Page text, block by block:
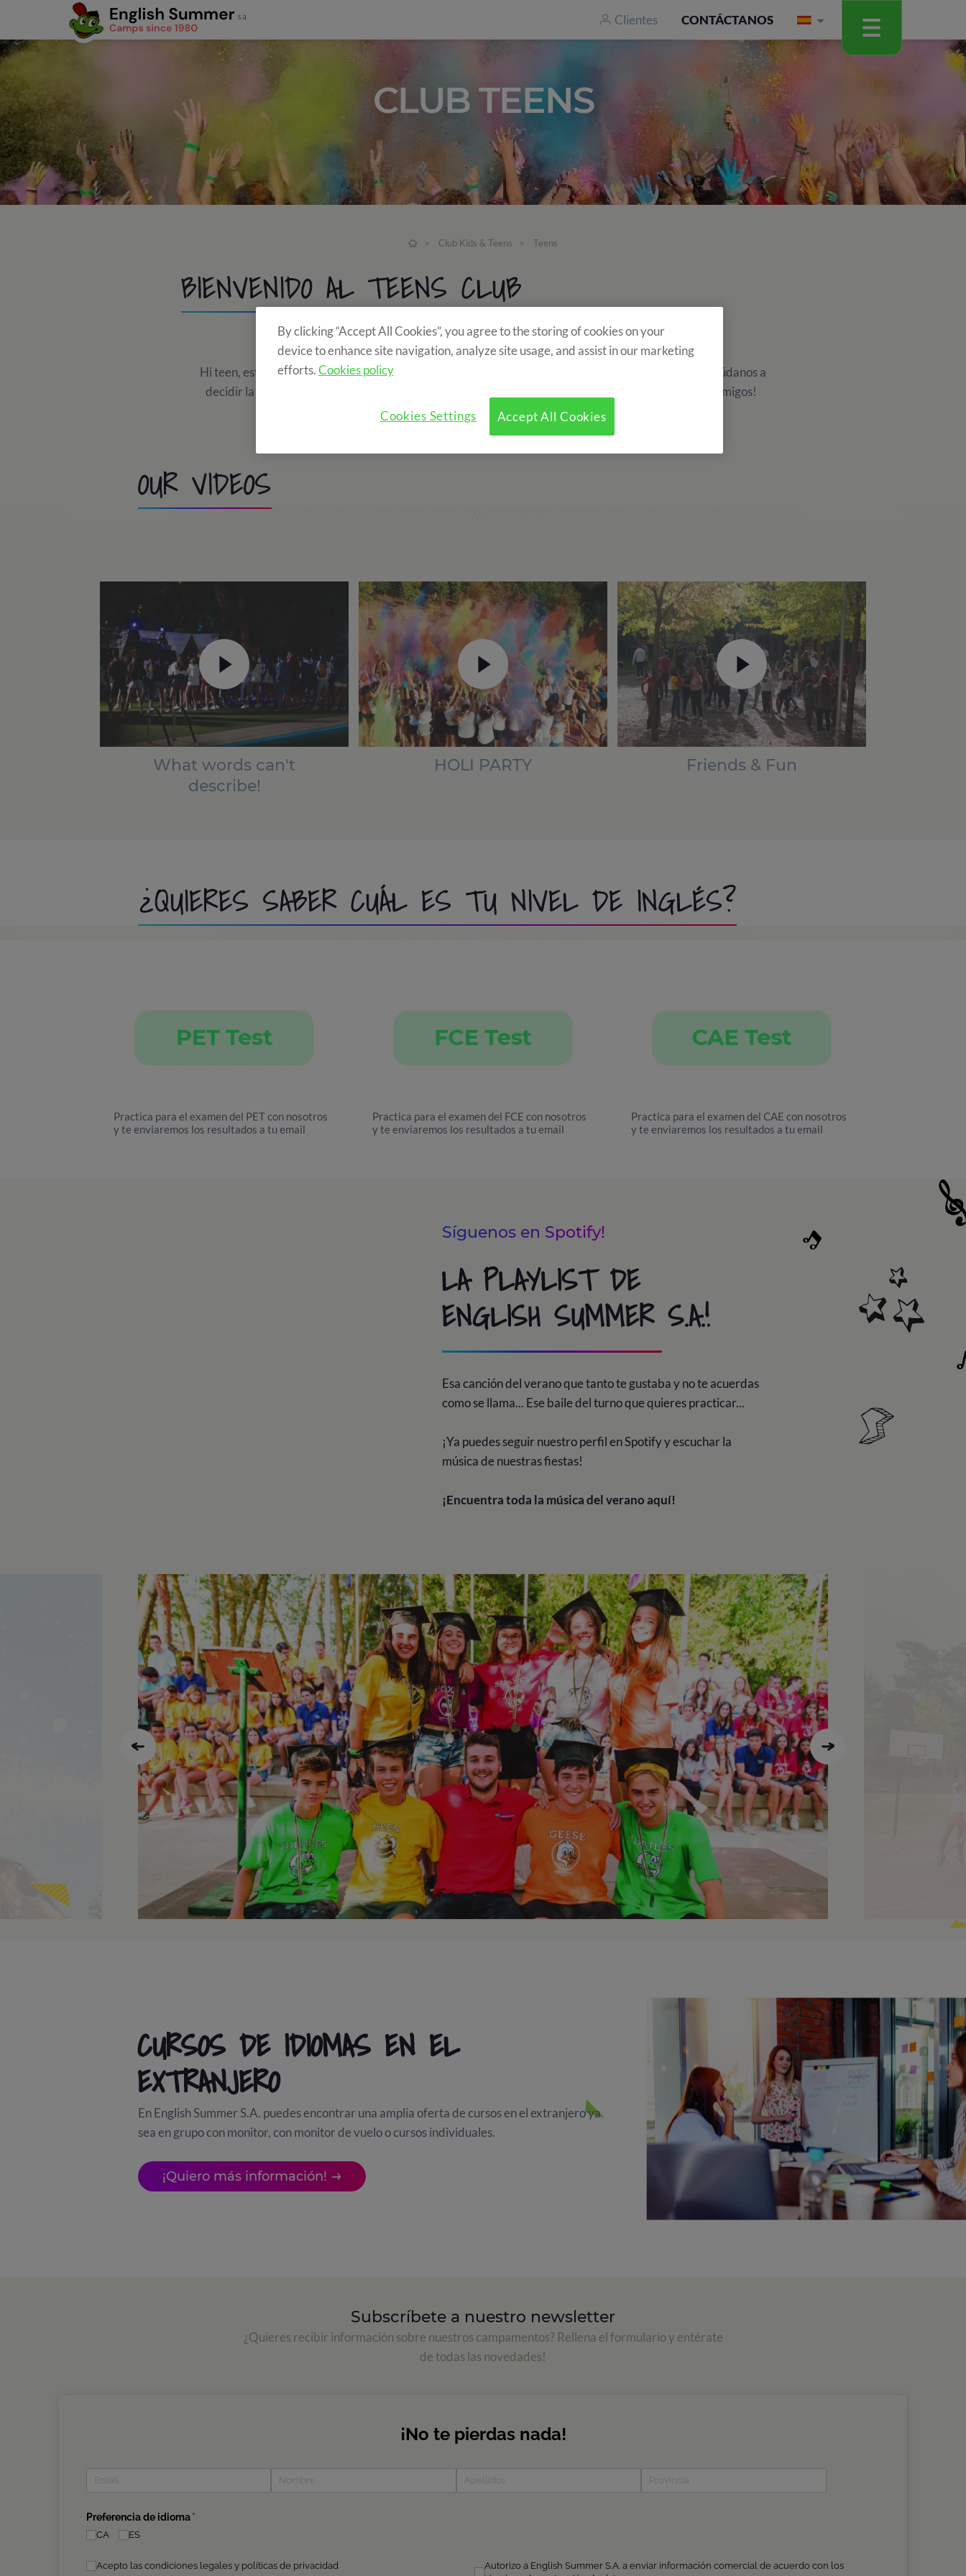
Clientes CONTÁCTANOS
CLUB TEENS
> Club Kids & Teens > Teens
BIENVENIDO AL TEENS CLUB
It's time to learn, enjoy and share!
Hi teen, este club es para ti! Practica inglés con los test de nivel para los exámenes de Cambridge, ayúdanos a
decidir la playilist del verano, disfruta con nuestros vídeos y fotos.. ¡participa y compártelo con tus amigos!
OUR VIDEOS
What words can't
describe!
HOLI PARTY Friends & Fun
¿QUIERES SABER CUÁL ES TU NIVEL DE INGLÉS?
Practica para el examen del PET con nosotros
y te enviaremos los resultados a tu email
Practica para el examen del FCE con nosotros
y te enviaremos los resultados a tu email
Practica para el examen del CAE con nosotros
y te enviaremos los resultados a tu email
Síguenos en Spotify!
LA PLAYLIST DE
ENGLISH SUMMER S.A.!
Esa canción del verano que tanto te gustaba y no te acuerdas
como se llama... Ese baile del turno que quieres practicar...
¡Ya puedes seguir nuestro perfil en Spotify y escuchar la
música de nuestras fiestas!
¡Encuentra toda la música del verano aquí!
CURSOS DE IDIOMAS EN EL
EXTRANJERO
En English Summer S.A. puedes encontrar una amplia oferta de cursos en el extranjero ya
sea en grupo con monitor, con monitor de vuelo o cursos individuales.
¡Quiero más información!
Subscríbete a nuestro newsletter
¿Quieres recibir información sobre nuestros campamentos? Rellena el formulario y entérate
de todas las novedades!
By clicking “Accept All Cookies”, you agree to the storing of cookies on your
device to enhance site navigation, analyze site usage, and assist in our marketing
efforts.Cookies policy
Accept All Cookies
Cookies Settings